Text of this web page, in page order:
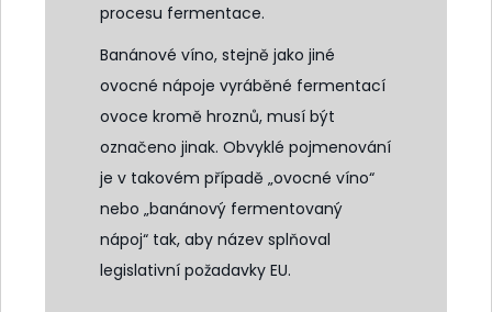
procesu fermentace.
Banánové víno, stejně jako jiné
ovocné nápoje vyráběné fermentací
ovoce kromě hroznů, musí být
označeno jinak. Obvyklé pojmenování
je v takovém případě „ovocné víno“
nebo „banánový fermentovaný
nápoj“ tak, aby název splňoval
legislativní požadavky EU.